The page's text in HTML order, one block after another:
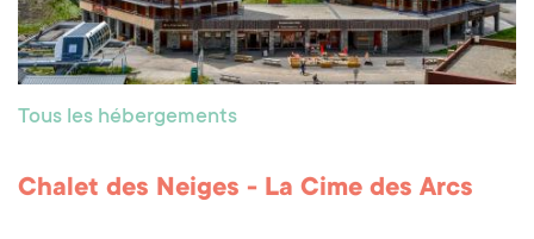
Tous les hébergements
Chalet des Neiges - La Cime des Arcs